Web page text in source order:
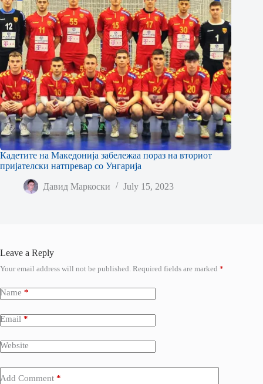
Кадетите на Македонија забележаа пораз на вториот
пријателски натпревар со Унгарија
Давид Маркоски July 15, 2023
Leave a Reply
Your email address will not be published. Required fields are marked *
Name *
Email *
Website
Add Comment *